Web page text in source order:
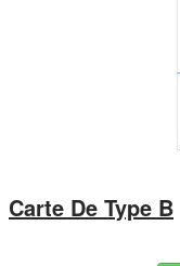
Carte De Type B